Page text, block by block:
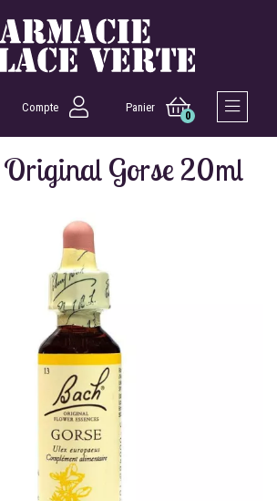
Compte Panier
0
Gorse 20ml